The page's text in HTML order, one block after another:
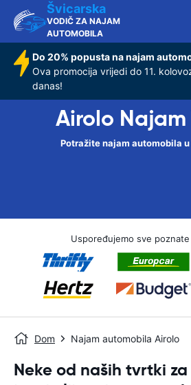
Švicarska
VODIČ ZA NAJAM
AUTOMOBILA
Do 20% popusta na najam
Ova promocija vrijedi do 11.
danas!
Airolo Najam
Potražite najam automobila
Uspoređujemo sve
Dom Najam automobila Airolo
Neke od naših tvrtki za